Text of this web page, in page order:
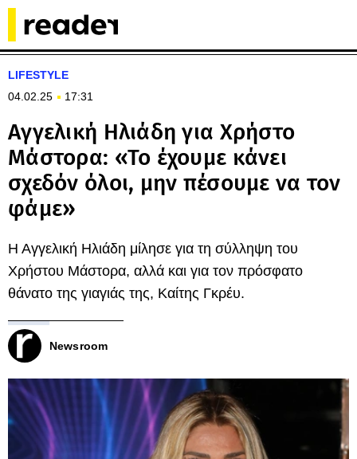
LIFESTYLE
04.02.25
17:31
Αγγελική Ηλιάδη για Χρήστο
Μάστορα: «Το έχουμε κάνει
σχεδόν όλοι, μην πέσουμε να τον
φάμε»
Η Αγγελική Ηλιάδη μίλησε για τη σύλληψη του
Χρήστου Μάστορα, αλλά και για τον πρόσφατο
θάνατο της γιαγιάς της, Καίτης Γκρέυ.
Newsroom